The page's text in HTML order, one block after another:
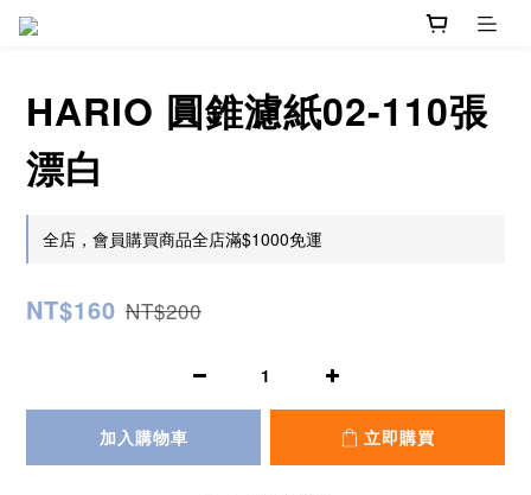
HARIO 圓錐濾紙02-110張
漂白
全店，會員購買商品全店滿$1000免運
NT$160 NT$200
加入購物車 立即購買